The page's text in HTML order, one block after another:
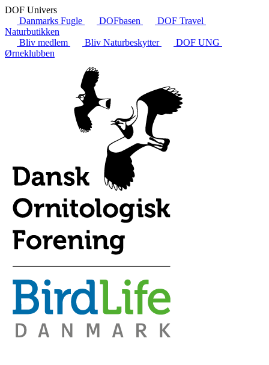
DOF Univers
Danmarks Fugle
DOFbasen
DOF Travel
Naturbutikken
Bliv medlem
Bliv Naturbeskytter
DOF UNG
Ørneklubben